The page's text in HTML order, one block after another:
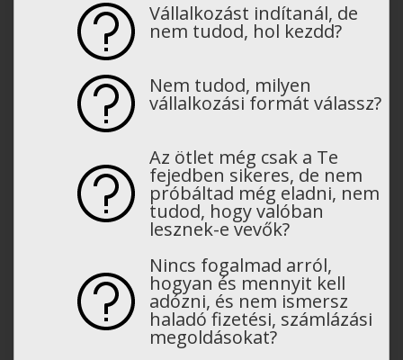
Vállalkozást indítanál, de
nem tudod, hol kezdd?
Nem tudod, milyen
vállalkozási formát válassz?
Az ötlet még csak a Te
fejedben sikeres, de nem
próbáltad még eladni, nem
tudod, hogy valóban
lesznek-e vevők?
Nincs fogalmad arról,
hogyan és mennyit kell
adózni, és nem ismersz
haladó fizetési, számlázási
megoldásokat?